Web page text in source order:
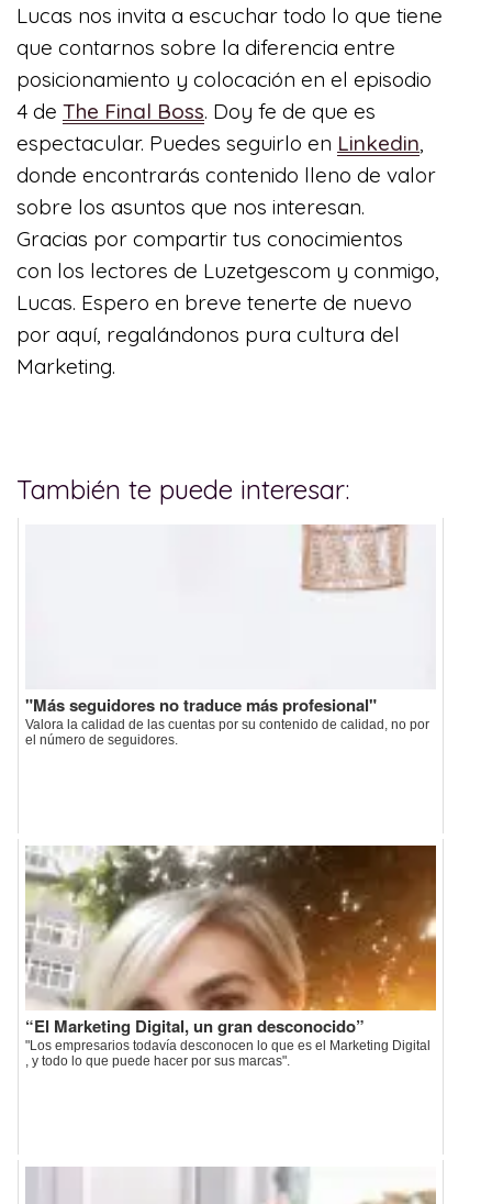
Lucas nos invita a escuchar todo lo que tiene
que contarnos sobre la diferencia entre
posicionamiento y colocación en el episodio
4 de The Final Boss. Doy fe de que es
espectacular. Puedes seguirlo en Linkedin
donde encontrarás contenido lleno de valor
sobre los asuntos que nos interesan.
Gracias por compartir tus conocimientos
con los lectores de Luzetgescom y conmigo,
Lucas. Espero en breve tenerte de nuevo
por aquí, regalándonos pura cultura del
Marketing.
También te puede interesar:
"Más seguidores no traduce más profesional"
Valora la calidad de las cuentas por su contenido de calidad, no por
el número de seguidores.
“El Marketing Digital, un gran desconocido”
"Los empresarios todavía desconocen lo que es el Marketing Digital
, y todo lo que puede hacer por sus marcas".